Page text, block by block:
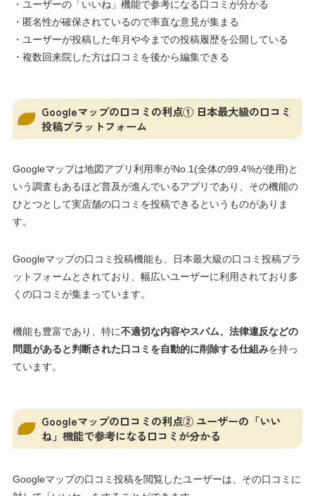
・ユーザーの「いいね」機能で参考になる口コミが分かる
・匿名性が確保されているので率直な意見が集まる
・ユーザーが投稿した年月や今までの投稿履歴を公開している
・複数回来院した方は口コミを後から編集できる
Googleマップの口コミの利点① 日本最大級の口コミ
投稿プラットフォーム
Googleマップは地図アプリ利用率がNo.1(全体の99.4%が使用)と
いう調査もあるほど普及が進んでいるアプリであり、その機能の
ひとつとして実店舗の口コミを投稿できるというものがありま
す。
Googleマップの口コミ投稿機能も、日本最大級の口コミ投稿プラ
ットフォームとされており、幅広いユーザーに利用されており多
くの口コミが集まっています。
機能も豊富であり、特に不適切な内容やスパム、法律違反などの
問題があると判断された口コミを自動的に削除する仕組みを持っ
ています。
Googleマップの口コミの利点② ユーザーの「いい
ね」機能で参考になる口コミが分かる
Googleマップの口コミ投稿を閲覧したユーザーは、その口コミに